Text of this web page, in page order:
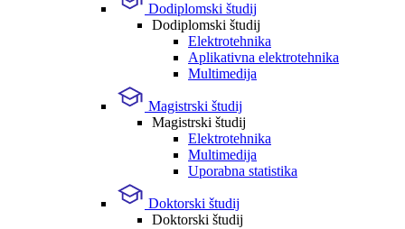
Dodiplomski študij
Dodiplomski študij
Elektrotehnika
Aplikativna elektrotehnika
Multimedija
Magistrski študij
Magistrski študij
Elektrotehnika
Multimedija
Uporabna statistika
Doktorski študij
Doktorski študij